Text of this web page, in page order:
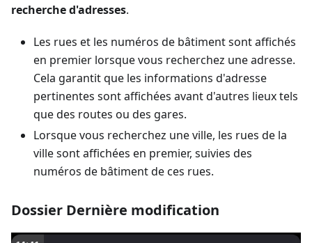
recherche d'adresses.
Les rues et les numéros de bâtiment sont affichés
en premier lorsque vous recherchez une adresse.
Cela garantit que les informations d'adresse
pertinentes sont affichées avant d'autres lieux tels
que des routes ou des gares.
Lorsque vous recherchez une ville, les rues de la
ville sont affichées en premier, suivies des
numéros de bâtiment de ces rues.
Dossier Dernière modification